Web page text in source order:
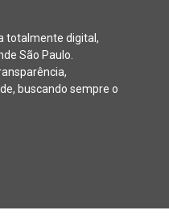
totalmente digital,
São Paulo.
buscando sempre o